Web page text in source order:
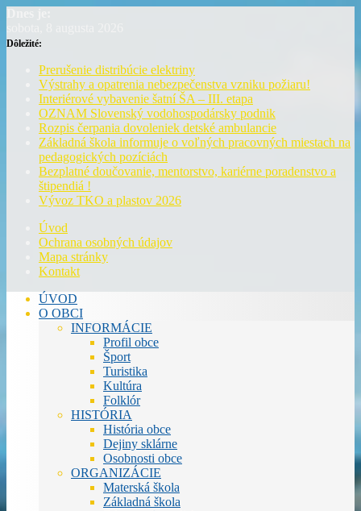
Dôležité:
Prerušenie distribúcie elektriny
Výstrahy a opatrenia nebezpečenstva vzniku požiaru!
Interiérové vybavenie šatní ŠA – III. etapa
OZNAM Slovenský vodohospodársky podnik
Rozpis čerpania dovoleniek detské ambulancie
Základná škola informuje o voľných pracovných miestach na
pedagogických pozíciách
Bezplatné doučovanie, mentorstvo, kariérne poradenstvo a
štipendiá !
Vývoz TKO a plastov 2026
Úvod
Ochrana osobných údajov
Mapa stránky
Kontakt
ÚVOD
O OBCI
INFORMÁCIE
Profil obce
Šport
Turistika
Kultúra
Folklór
HISTÓRIA
História obce
Dejiny sklárne
Osobnosti obce
ORGANIZÁCIE
Materská škola
Základná škola